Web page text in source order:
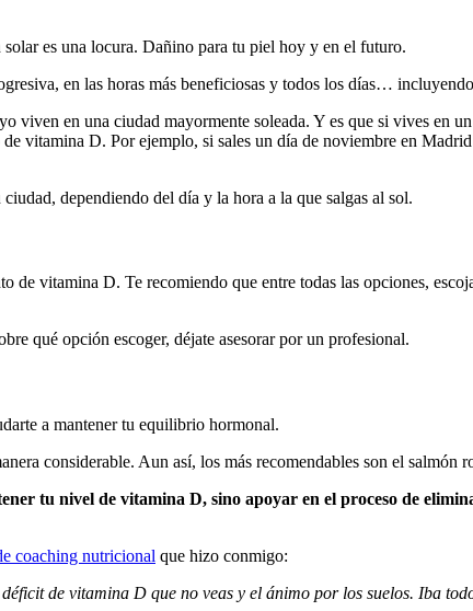
es una locura. Dañino para tu piel hoy y en el futuro.
en las horas más beneficiosas y todos los días…
viven en una ciudad mayormente soleada. Y es que si vives en
vitamina D. Por ejemplo, si sales un día de noviembre en
dependiendo del día y la hora a la que salgas al sol.
de vitamina D. Te recomiendo que entre todas las opciones,
qué opción escoger, déjate asesorar por un profesional.
a mantener tu equilibrio hormonal.
considerable. Aun así, los más recomendables son el salmón
tu nivel de vitamina D, sino apoyar en el proceso de
coaching nutricional que hizo conmigo:
de vitamina D que no veas y el ánimo por los suelos. Iba